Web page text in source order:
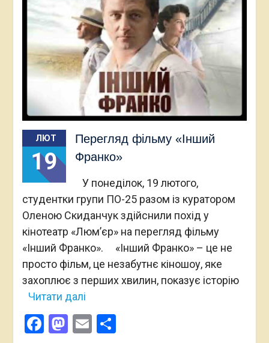
ЛЮТ
19
Перегляд фільму «Інший
Франко»
У понеділок, 19 лютого,
студентки групи ПО-25 разом із куратором
Оленою Скиданчук здійснили похід у
кінотеатр «Люмʼєр» на перегляд фільму
«Інший Франко». «Інший Франко» – це не
просто фільм, це незабутнє кіношоу, яке
захоплює з перших хвилин, показує історію
Читати далі
Facebook
Mastodon
EmailПоділитися